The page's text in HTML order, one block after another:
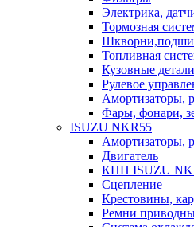
Электрика,
Тормозная
Топливная
Кузовные детали
Рулевое
Амортизаторы,
Фары, фонари,
ISUZU NKR55
Амортизаторы,
Двигатель
КПП ISUZU
Сцепление
Крестовины,
Ремни